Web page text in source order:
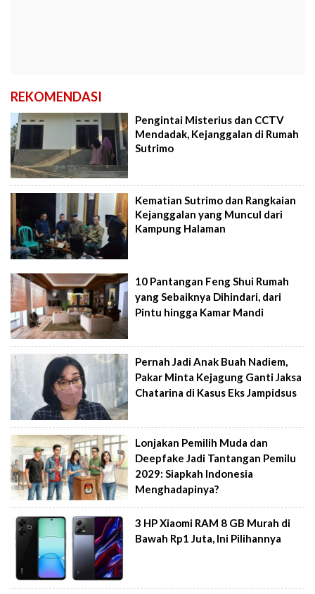
REKOMENDASI
Pengintai Misterius dan CCTV
Mendadak, Kejanggalan di Rumah
Sutrimo
Kematian Sutrimo dan Rangkaian
Kejanggalan yang Muncul dari
Kampung Halaman
10 Pantangan Feng Shui Rumah
yang Sebaiknya Dihindari, dari
Pintu hingga Kamar Mandi
Pernah Jadi Anak Buah Nadiem,
Pakar Minta Kejagung Ganti Jaksa
Chatarina di Kasus Eks Jampidsus
Lonjakan Pemilih Muda dan
Deepfake Jadi Tantangan Pemilu
2029: Siapkah Indonesia
Menghadapinya?
3 HP Xiaomi RAM 8 GB Murah di
Bawah Rp1 Juta, Ini Pilihannya